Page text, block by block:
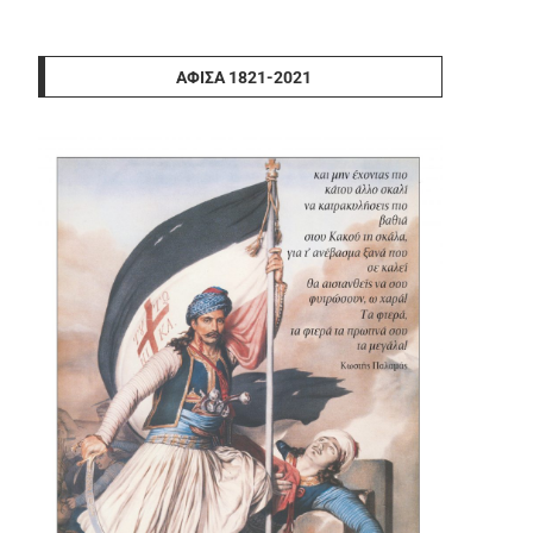
ΑΦΊΣΑ 1821-2021